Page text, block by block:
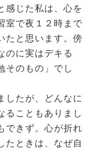
感じた私は、心を
室で夜１２時まで
たと思います。傍
のに実はデキる
そのもの」でし
したが、どんなに
ることもありまし
できず。心が折れ
たときは、なぜ自